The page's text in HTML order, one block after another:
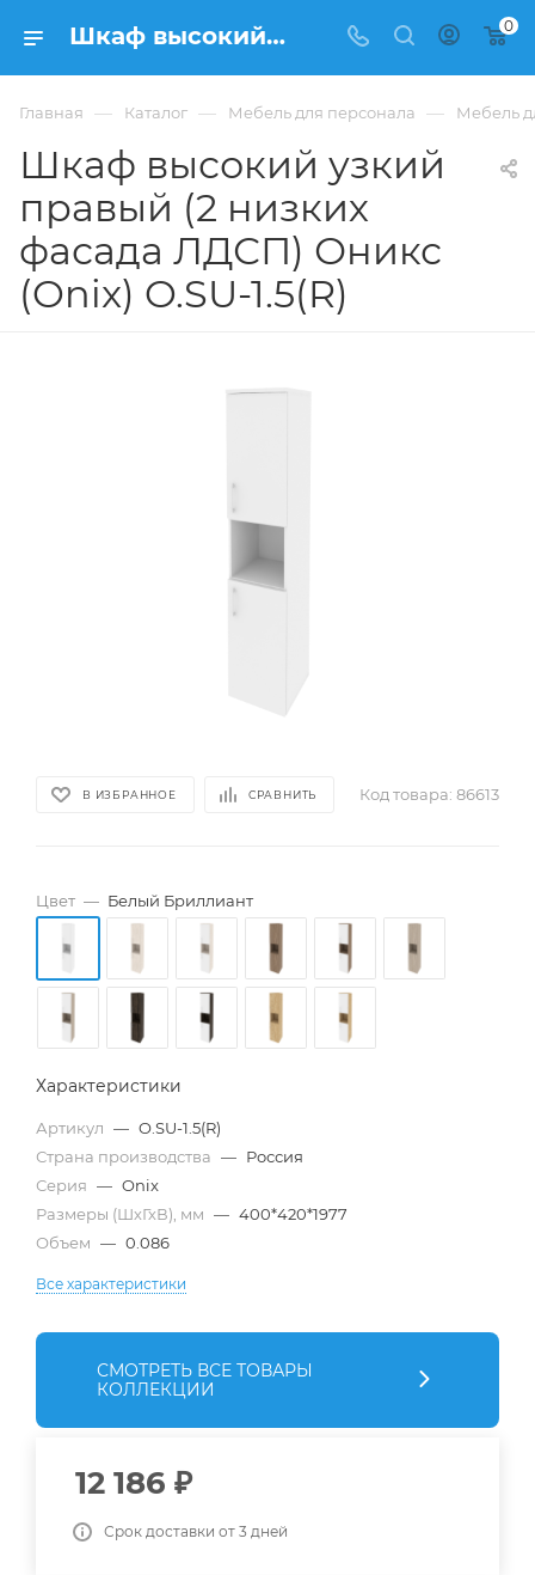
Шкаф высокий узкий правый (2 низких фасада ЛДСП) Оникс (Onix) O.SU-1.5(R) из ЛДСП купить в Москве, цена 12 186 ₽ - интернет-магазин ФРАНКОМ 0
Главная — Каталог — Мебель для персонала — Мебель
Шкаф высокий узкий
правый (2 низких
фасада ЛДСП) Оникс
(Onix) O.SU-1.5(R)
В ИЗБРАННОЕ СРАВНИТЬ Код товара: 86613
Цвет — Белый Бриллиант
Характеристики
Артикул — O.SU-1.5(R)
Страна производства — Россия
Серия — Onix
Размеры (ШхГхВ), мм — 400*420*1977
Объем — 0.086
Все характеристики
СМОТРЕТЬ ВСЕ ТОВАРЫ
КОЛЛЕКЦИИ
12 186 ₽
Срок доставки от 3 дней